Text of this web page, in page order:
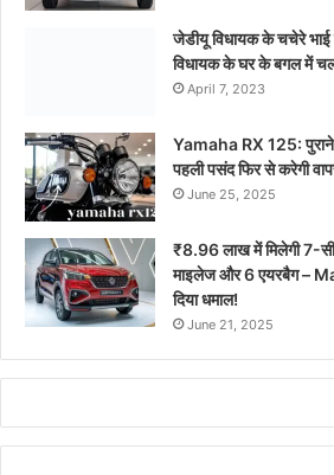
विधायक के घर के बगल में चल
April 7, 2023
पहली पसंद फिर से करेगी
June 25, 2025
माइलेज और 6 एयरबैग –
दिया धमाल!
June 21, 2025
Share Market Updates